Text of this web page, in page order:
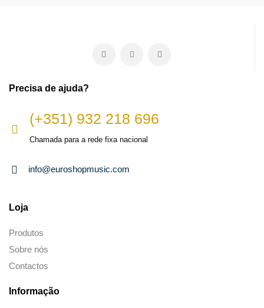
Precisa de ajuda?
(+351) 932 218 696
Chamada para a rede fixa nacional
info@euroshopmusic.com
Loja
Produtos
Sobre nós
Contactos
Informação